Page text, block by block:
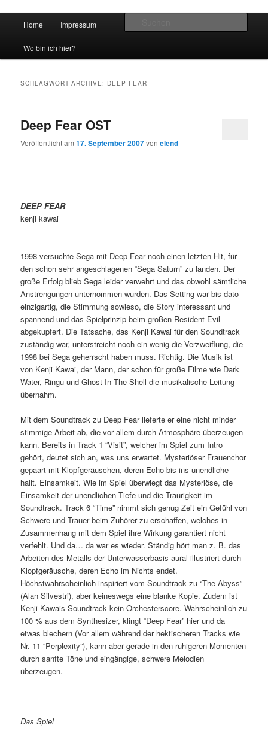
vidgames.de
Zum Inhalt wechseln
Zum sekundären Inhalt wechseln
Home Impressum
Wo bin ich hier?
SCHLAGWORT-ARCHIVE: DEEP FEAR
Deep Fear OST
Veröffentlicht am17. September 2007vonelend
DEEP FEAR
kenji kawai
1998 versuchte Sega mit Deep Fear noch einen letzten Hit, für
den schon sehr angeschlagenen “Sega Saturn” zu landen. Der
große Erfolg blieb Sega leider verwehrt und das obwohl sämtliche
Anstrengungen unternommen wurden. Das Setting war bis dato
einzigartig, die Stimmung sowieso, die Story interessant und
spannend und das Spielprinzip beim großen Resident Evil
abgekupfert. Die Tatsache, das Kenji Kawai für den Soundtrack
zuständig war, unterstreicht noch ein wenig die Verzweiflung, die
1998 bei Sega geherrscht haben muss. Richtig. Die Musik ist
von Kenji Kawai, der Mann, der schon für große Filme wie Dark
Water, Ringu und Ghost In The Shell die musikalische Leitung
übernahm.
Mit dem Soundtrack zu Deep Fear lieferte er eine nicht minder
stimmige Arbeit ab, die vor allem durch Atmosphäre überzeugen
kann. Bereits in Track 1 “Visit”, welcher im Spiel zum Intro
gehört, deutet sich an, was uns erwartet. Mysteriöser Frauenchor
gepaart mit Klopfgeräuschen, deren Echo bis ins unendliche
hallt. Einsamkeit. Wie im Spiel überwiegt das Mysteriöse, die
Einsamkeit der unendlichen Tiefe und die Traurigkeit im
Soundtrack. Track 6 “Time” nimmt sich genug Zeit ein Gefühl von
Schwere und Trauer beim Zuhörer zu erschaffen, welches in
Zusammenhang mit dem Spiel ihre Wirkung garantiert nicht
verfehlt. Und da… da war es wieder. Ständig hört man z. B. das
Arbeiten des Metalls der Unterwasserbasis aural illustriert durch
Klopfgeräusche, deren Echo im Nichts endet.
Höchstwahrscheinlich inspiriert vom Soundtrack zu “The Abyss”
(Alan Silvestri), aber keineswegs eine blanke Kopie. Zudem ist
Kenji Kawais Soundtrack kein Orchesterscore. Wahrscheinlich zu
100 % aus dem Synthesizer, klingt “Deep Fear” hier und da
etwas blechern (Vor allem während der hektischeren Tracks wie
Nr. 11 “Perplexity”), kann aber gerade in den ruhigeren Momenten
durch sanfte Töne und eingängige, schwere Melodien
überzeugen.
Das Spiel